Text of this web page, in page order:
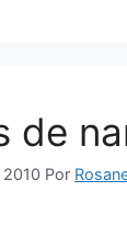
de
Por